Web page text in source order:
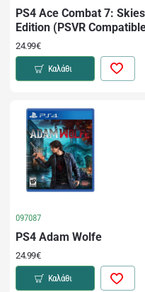
PS4 Ace Combat 7:
Edition (PSVR
24.99€
Καλάθι
097087
PS4 Adam Wolfe
24.99€
Καλάθι